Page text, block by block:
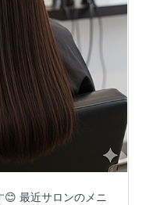
😊 ​最近サロンのメニ